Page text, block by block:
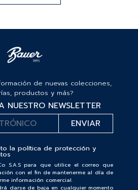
de nuevas colecciones,
productos y más?
NUESTRO NEWSLETTER
la política de protección y
S.A.S para que utilice el correo que
con el fin de mantenerme al día de
información comercial.
darse de baja en cualquier momento